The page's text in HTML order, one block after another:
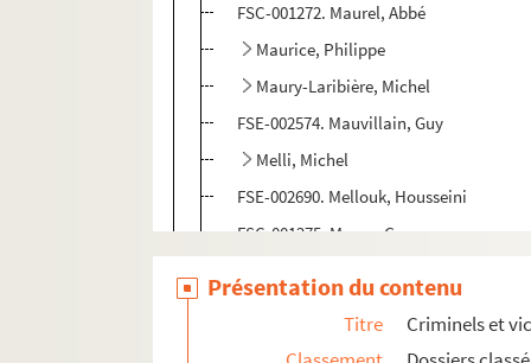
FSC-001272. Maurel, Abbé
Maurice, Philippe
Maury-Laribière, Michel
FSE-002574. Mauvillain, Guy
Melli, Michel
FSE-002690. Mellouk, Housseini
FSC-001275. Merou, Georges
Présentation du contenu
Titre
Criminels et